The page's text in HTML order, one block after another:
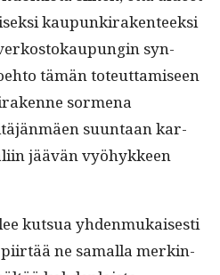
kaupunki­rak­en­teek­si
syn­
tämän toteut­tamiseen
sor­me­na
suun­taan kar­
jäävän vyöhyk­keen
kut­sua yhden­mukaises­ti
ne samal­la merkin­